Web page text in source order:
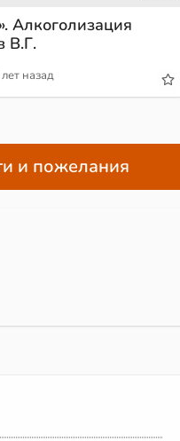
Алкоголизация
В.Г.
назад
и пожелания